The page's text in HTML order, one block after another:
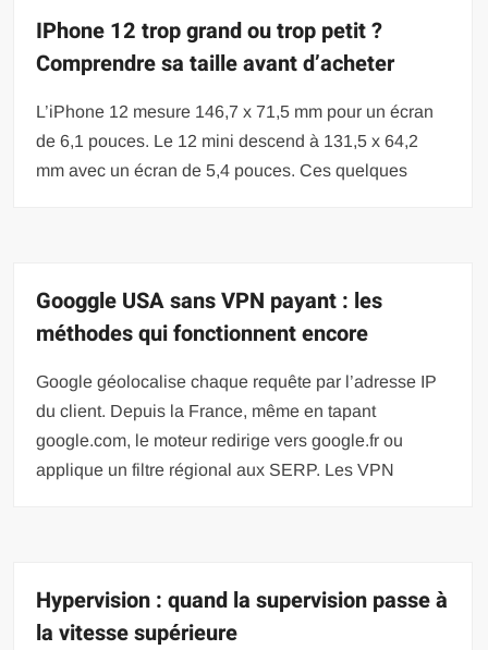
IPhone 12 trop grand ou trop petit ?
Comprendre sa taille avant d’acheter
L’iPhone 12 mesure 146,7 x 71,5 mm pour un écran
de 6,1 pouces. Le 12 mini descend à 131,5 x 64,2
mm avec un écran de 5,4 pouces. Ces quelques
Googgle USA sans VPN payant : les
méthodes qui fonctionnent encore
Google géolocalise chaque requête par l’adresse IP
du client. Depuis la France, même en tapant
google.com, le moteur redirige vers google.fr ou
applique un filtre régional aux SERP. Les VPN
Hypervision : quand la supervision passe à
la vitesse supérieure